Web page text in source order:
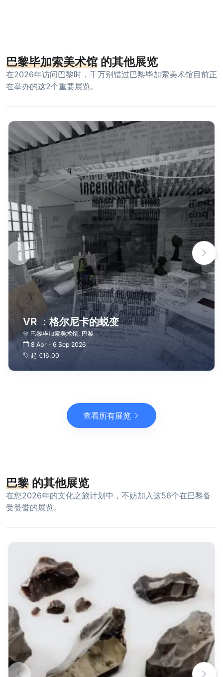
巴黎毕加索美术馆 的其他展览
在2026年访问巴黎时，千万别错过巴黎毕加索美术馆目前正
在举办的这2个重要展览。
VR ：格尔尼卡的蜕变
巴黎毕加索美术馆, 巴黎
8 Apr -6 Sep 2026
起 €16.00
查看所有展览
巴黎 的其他展览
在您2026年的文化之旅计划中，不妨加入这56个在巴黎备
受赞誉的展览。